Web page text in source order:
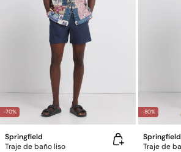
-70%
Springfield
Traje de baño liso
-80%
Springfield